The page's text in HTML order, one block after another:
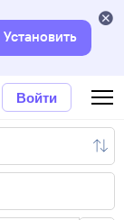
Установить
Войти